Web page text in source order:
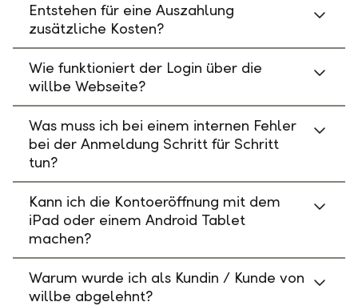
Entstehen für eine Auszahlung
zusätzliche Kosten?
Wie funktioniert der Login über die
willbe Webseite?
Was muss ich bei einem internen Fehler
bei der Anmeldung Schritt für Schritt
tun?
Kann ich die Kontoeröffnung mit dem
iPad oder einem Android Tablet
machen?
Warum wurde ich als Kundin / Kunde von
willbe abgelehnt?